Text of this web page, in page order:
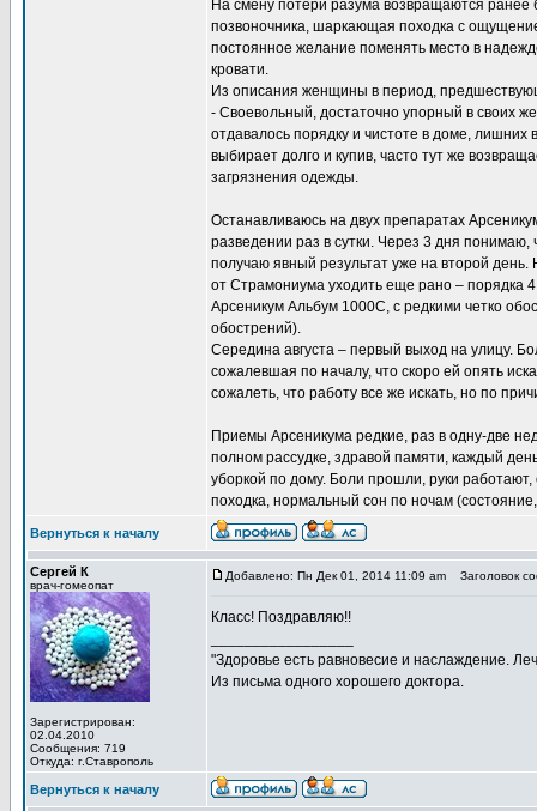
На смену потери разума возвращаются
позвоночника, шаркающая походка с
постоянное желание поменять место в
кровати.
Из описания женщины в период,
- Своевольный, достаточно упорный в своих
отдавалось порядку и чистоте в доме,
выбирает долго и купив, часто тут же
загрязнения одежды.
Останавливаюсь на двух препаратах
разведении раз в сутки. Через 3 дня
получаю явный результат уже на второй
от Страмониума уходить еще рано – порядка
Арсеникум Альбум 1000С, с редкими четко
обострений).
Середина августа – первый выход на улицу.
сожалевшая по началу, что скоро ей опять
сожалеть, что работу все же искать, но по
Приемы Арсеникума редкие, раз в одну-две
полном рассудке, здравой памяти, каждый
уборкой по дому. Боли прошли, руки
походка, нормальный сон по ночам
Вернуться к началу
Сергей К
врач-гомеопат
Зарегистрирован:
02.04.2010
Сообщения: 719
Откуда: г.Ставрополь
Добавлено: Пн Дек 01, 2014 11:09 am Заголовок
Класс! Поздравляю!!
"Здоровье есть равновесие и наслаждение.
Из письма одного хорошего доктора.
Вернуться к началу